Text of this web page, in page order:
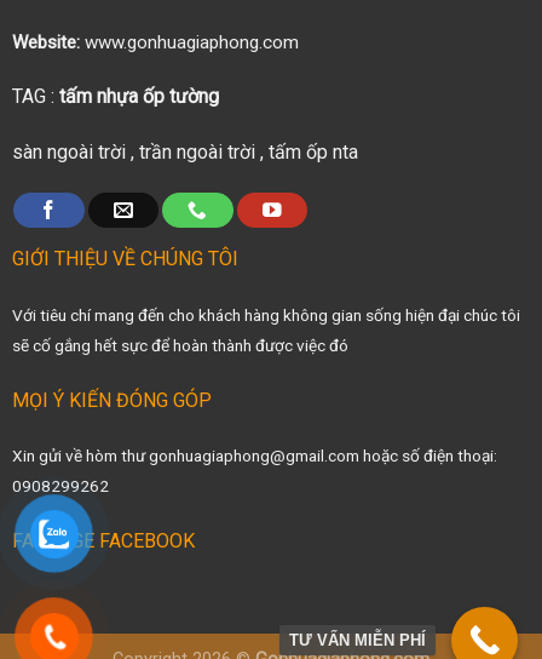
Website:www.gonhuagiaphong.com
TAG : tấm nhựa ốp tường
sàn ngoài trời, trần ngoài trời, tấm ốp nta
GIỚI THIỆU VỀ CHÚNG TÔI
Với tiêu chí mang đến cho khách hàng không gian sống hiện đại chúc tôi
sẽ cố gắng hết sực để hoàn thành được việc đó
MỌI Ý KIẾN ĐÓNG GÓP
Xin gửi về hòm thư gonhuagiaphong@gmail.com hoặc số điện thoại:
0908299262
FANPAGE FACEBOOK
TƯ VẤN MIỄN PHÍ